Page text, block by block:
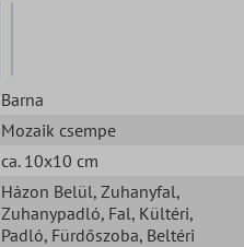
Barna
Mozaik csempe
ca. 10x10 cm
Házon Belül, Zuhanyfal,
Zuhanypadló, Fal, Kültéri,
Padló, Fürdőszoba, Beltéri